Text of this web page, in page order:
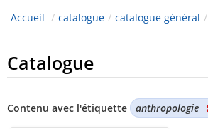
Accueil / catalogue / catalogue général /
Catalogue
Contenu avec l'étiquette anthropologie